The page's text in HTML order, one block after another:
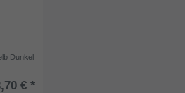
Dunkel
€ *